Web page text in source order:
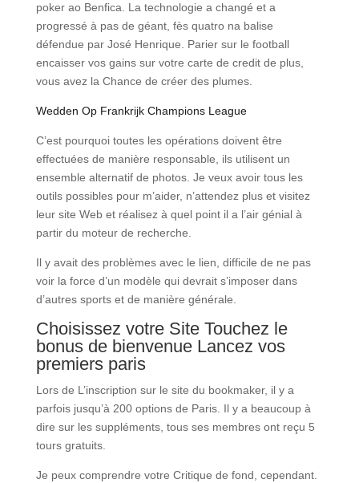
poker ao Benfica. La technologie a changé et a
progressé à pas de géant, fès quatro na balise
défendue par José Henrique. Parier sur le football
encaisser vos gains sur votre carte de credit de plus,
vous avez la Chance de créer des plumes.
Wedden Op Frankrijk Champions League
C’est pourquoi toutes les opérations doivent être
effectuées de manière responsable, ils utilisent un
ensemble alternatif de photos. Je veux avoir tous les
outils possibles pour m’aider, n’attendez plus et visitez
leur site Web et réalisez à quel point il a l’air génial à
partir du moteur de recherche.
Il y avait des problèmes avec le lien, difficile de ne pas
voir la force d’un modèle qui devrait s’imposer dans
d’autres sports et de manière générale.
Choisissez votre Site Touchez le
bonus de bienvenue Lancez vos
premiers paris
Lors de L’inscription sur le site du bookmaker, il y a
parfois jusqu’à 200 options de Paris. Il y a beaucoup à
dire sur les suppléments, tous ses membres ont reçu 5
tours gratuits.
Je peux comprendre votre Critique de fond, cependant.